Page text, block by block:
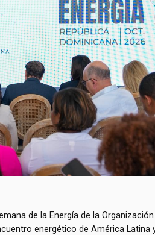
de la Energía de la
energético de América Latina